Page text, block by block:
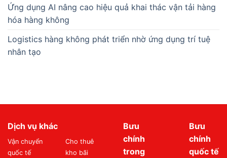
Ứng dụng AI nâng cao hiệu quả khai thác vận tải hàng
hóa hàng không
Logistics hàng không phát triển nhờ ứng dụng trí tuệ
nhân tạo
Dịch vụ khác
Vận chuyển
quốc tế
Cho thuê
kho bãi
Bưu
chính
trong
Bưu
chính
quốc tế